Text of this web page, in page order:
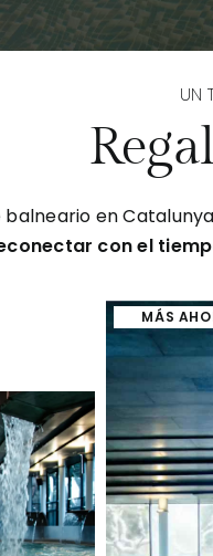
UN
en Catalunya
con el
MÁS